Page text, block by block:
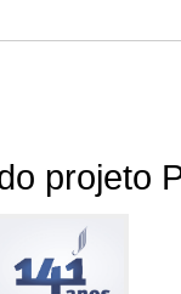
projeto